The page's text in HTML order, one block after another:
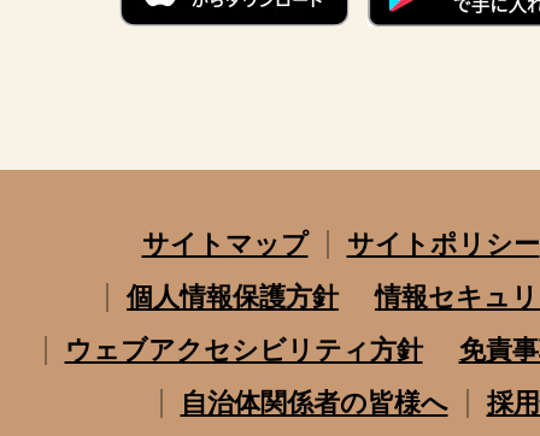
サイトマップ
サイトポリシー
個人情報保護方針
情報セキュ
ウェブアクセシビリティ方針
免責
自治体関係者の皆様へ
採